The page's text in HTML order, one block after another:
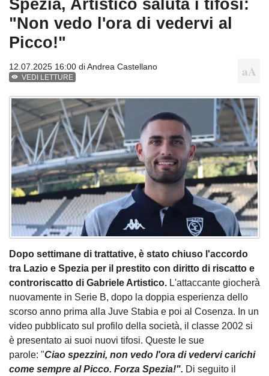
Spezia, Artistico saluta i tifosi:
"Non vedo l'ora di vedervi al
Picco!"
12.07.2025 16:00 diAndrea Castellano
VEDI LETTURE
Dopo settimane di trattative, è stato chiuso l'accordo
tra Lazio e Spezia per il prestito con diritto di riscatto e
controriscatto di Gabriele Artistico. L'attaccante giocherà
nuovamente in Serie B, dopo la doppia esperienza dello
scorso anno prima alla Juve Stabia e poi al Cosenza. In un
video pubblicato sul profilo della società, il classe 2002 si
è presentato ai suoi nuovi tifosi. Queste le sue
parole: "Ciao spezzini, non vedo l'ora di vedervi carichi
come sempre al Picco. Forza Spezia!". Di seguito il